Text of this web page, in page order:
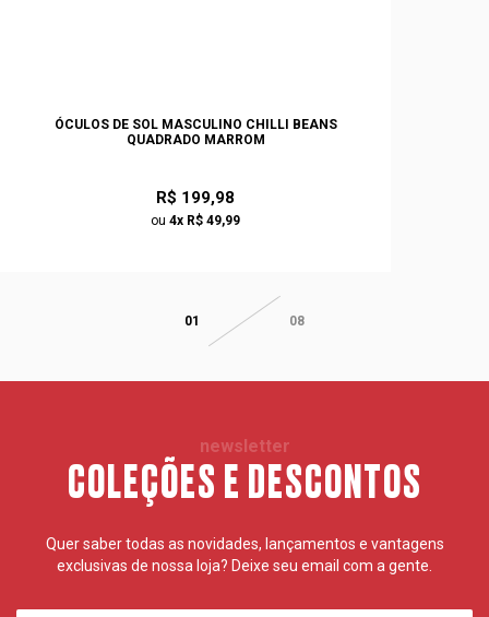
ÓCULOS DE SOL MASCULINO CHILLI BEANS
QUADRADO MARROM
R$ 199,98
ou 4x R$ 49,99
01 08
newsletter
COLEÇÕES E DESCONTOS
Quer saber todas as novidades, lançamentos e vantagens
exclusivas de nossa loja? Deixe seu email com a gente.